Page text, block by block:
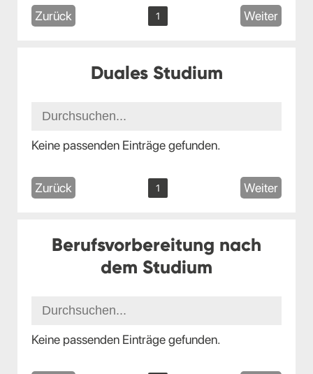
Zurück 1 Weiter
Duales Studium
Keine passenden Einträge gefunden.
Zurück 1 Weiter
Berufsvorbereitung nach
dem Studium
Keine passenden Einträge gefunden.